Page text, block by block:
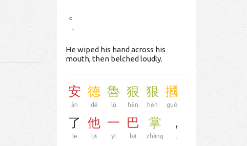
。
He wiped his hand across his
mouth, then belched loudly.
安
ān
德
dé
魯
lǔ
狠
hěn
狠
hěn
摑
guó
了
le
他
tā
一
yī
巴
bā
掌
zhǎng
，
，